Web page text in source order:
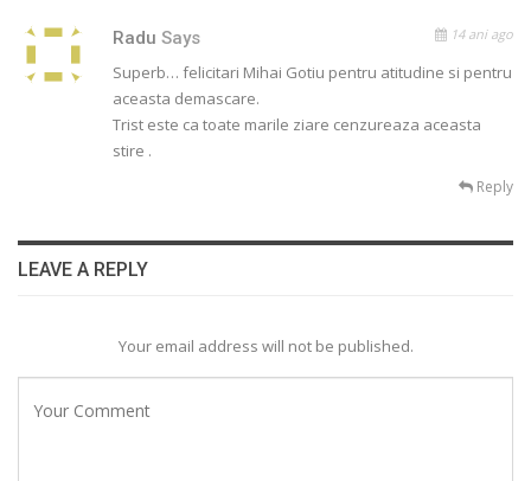
Radu Says 14 ani ago
Superb… felicitari Mihai Gotiu pentru atitudine si pentru
aceasta demascare.
Trist este ca toate marile ziare cenzureaza aceasta
stire .
Reply
LEAVE A REPLY
Your email address will not be published.